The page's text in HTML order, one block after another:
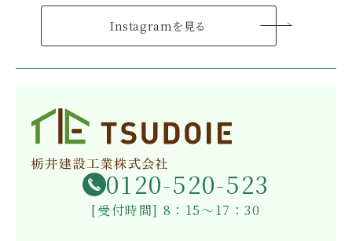
Instagramを見る
0120-520-523
[受付時間] 8：15～17：30